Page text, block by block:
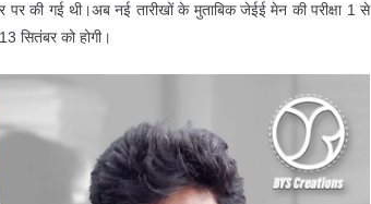
पर की गई थी।अब नई तारीखों के मुताबिक जेईई मेन की परीक्षा 1 से
सितंबर को होगी।